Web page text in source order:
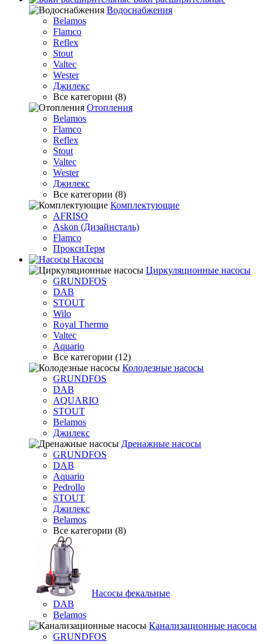
Водоснабжения
Belamos
Flamco
Reflex
Stout
Valtec
Wester
Джилекс
Все категории (8)
Отопления
Belamos
Flamco
Reflex
Stout
Valtec
Wester
Джилекс
Все категории (8)
Комплектующие
AFRISO
Askon (Дизайнсталь)
Flamco
ПроксиТерм
Насосы
Циркуляционные насосы
GRUNDFOS
DAB
STOUT
Wilo
Royal Thermo
Valtec
Aquario
Все категории (12)
Колодезные насосы
GRUNDFOS
DAB
AQUARIO
STOUT
Belamos
Джилекс
Дренажные насосы
GRUNDFOS
DAB
Aquario
Pedrollo
STOUT
Джилекс
Belamos
Все категории (8)
Насосы фекальные
DAB
Belamos
Канализационные насосы
GRUNDFOS